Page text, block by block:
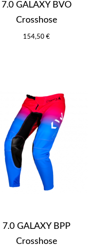
7.0 GALAXY BVO
Crosshose
154,50 €
7.0 GALAXY BPP
Crosshose